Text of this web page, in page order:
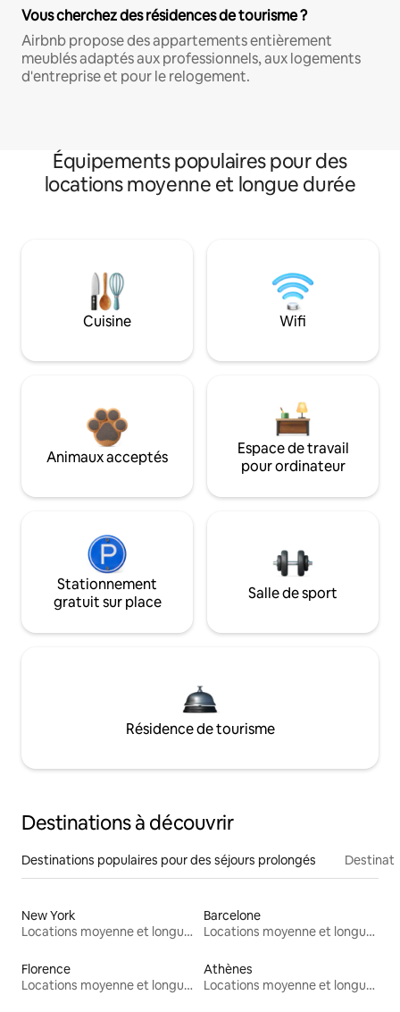
Vous cherchez des résidences de tourisme ?
Airbnb propose des appartements entièrement
meublés adaptés aux professionnels, aux logements
d'entreprise et pour le relogement.
Équipements populaires pour des
locations moyenne et longue durée
Cuisine Wifi
Animaux acceptés
Espace de travail
pour ordinateur
Stationnement
gratuit sur place
Salle de sport
Résidence de tourisme
Destinations à découvrir
Destinations populaires pour des séjours prolongés
New York
Locations moyenne et longue durée
Barcelone
Locations moyenne et longue durée
Florence
Locations moyenne et longue durée
Athènes
Locations moyenne et longue durée